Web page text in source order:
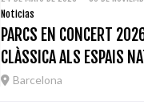
Noticias
PARCS EN CONCERT
CLÀSSICA ALS ESPAIS
Barcelona